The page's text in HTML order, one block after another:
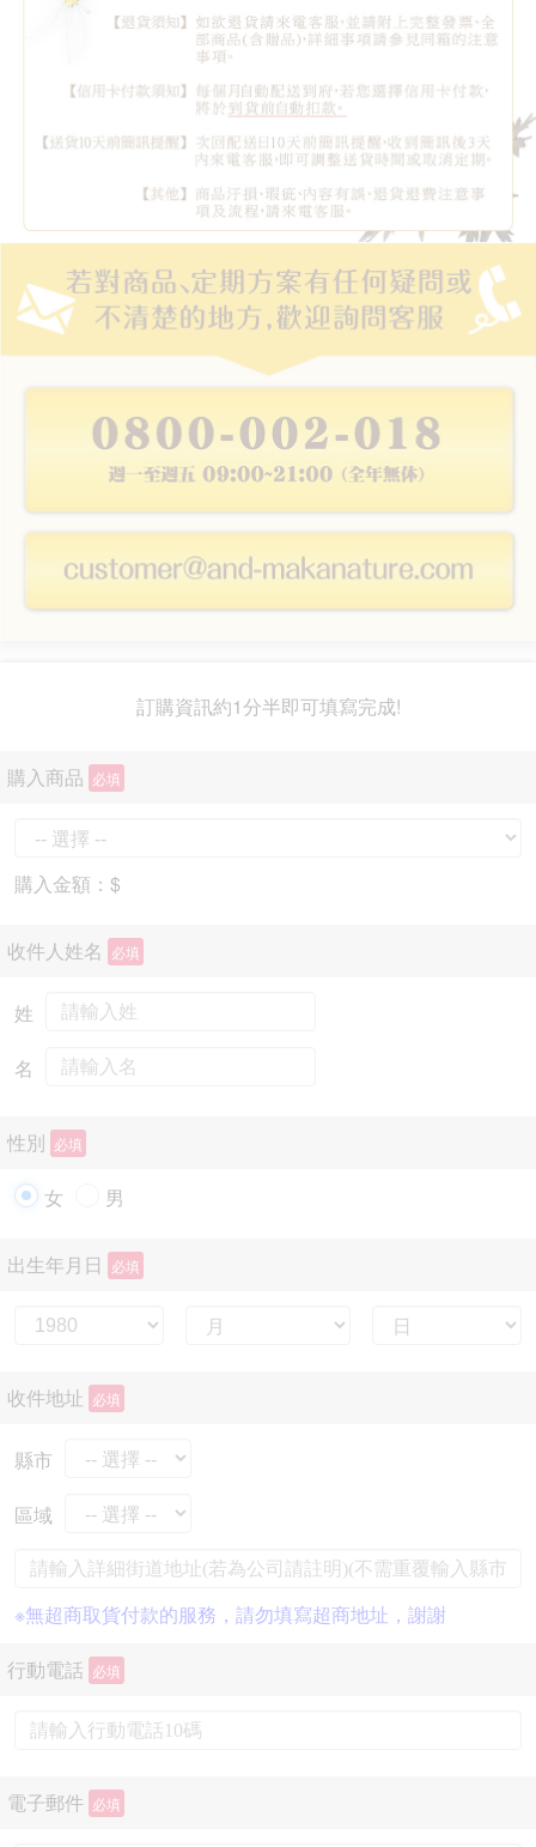
訂購資訊約1分半即可填寫完成!
購入商品 必填
購入金額：$
收件人姓名 必填
姓
名
性別 必填
女 男
出生年月日 必填
收件地址 必填
縣市
區域
※無超商取貨付款的服務，請勿填寫超商地址，謝謝
行動電話 必填
電子郵件 必填